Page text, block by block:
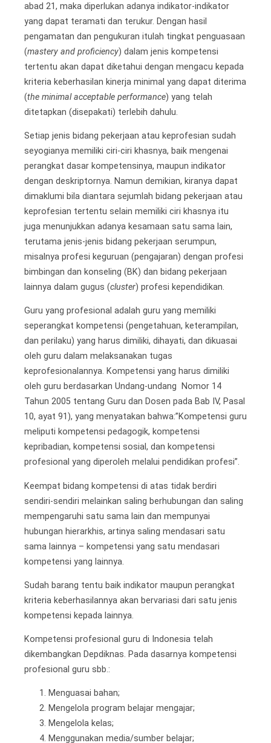
abad 21, maka diperlukan adanya indikator-indikator
yang dapat teramati dan terukur. Dengan hasil
pengamatan dan pengukuran itulah tingkat penguasaan
(mastery and proficiency) dalam jenis kompetensi
tertentu akan dapat diketahui dengan mengacu kepada
kriteria keberhasilan kinerja minimal yang dapat diterima
(the minimal acceptable performance) yang telah
ditetapkan (disepakati) terlebih dahulu.
Setiap jenis bidang pekerjaan atau keprofesian sudah
seyogianya memiliki ciri-ciri khasnya, baik mengenai
perangkat dasar kompetensinya, maupun indikator
dengan deskriptornya. Namun demikian, kiranya dapat
dimaklumi bila diantara sejumlah bidang pekerjaan atau
keprofesian tertentu selain memiliki ciri khasnya itu
juga menunjukkan adanya kesamaan satu sama lain,
terutama jenis-jenis bidang pekerjaan serumpun,
misalnya profesi keguruan (pengajaran) dengan profesi
bimbingan dan konseling (BK) dan bidang pekerjaan
lainnya dalam gugus (cluster) profesi kependidikan.
Guru yang profesional adalah guru yang memiliki
seperangkat kompetensi (pengetahuan, keterampilan,
dan perilaku) yang harus dimiliki, dihayati, dan dikuasai
oleh guru dalam melaksanakan tugas
keprofesionalannya. Kompetensi yang harus dimiliki
oleh guru berdasarkan Undang-undang Nomor 14
Tahun 2005 tentang Guru dan Dosen pada Bab IV, Pasal
10, ayat 91), yang menyatakan bahwa:”Kompetensi guru
meliputi kompetensi pedagogik, kompetensi
kepribadian, kompetensi sosial, dan kompetensi
profesional yang diperoleh melalui pendidikan profesi”.
Keempat bidang kompetensi di atas tidak berdiri
sendiri-sendiri melainkan saling berhubungan dan saling
mempengaruhi satu sama lain dan mempunyai
hubungan hierarkhis, artinya saling mendasari satu
sama lainnya – kompetensi yang satu mendasari
kompetensi yang lainnya.
Sudah barang tentu baik indikator maupun perangkat
kriteria keberhasilannya akan bervariasi dari satu jenis
kompetensi kepada lainnya.
Kompetensi profesional guru di Indonesia telah
dikembangkan Depdiknas. Pada dasarnya kompetensi
profesional guru sbb.:
Menguasai bahan;
Mengelola program belajar mengajar;
Mengelola kelas;
Menggunakan media/sumber belajar;